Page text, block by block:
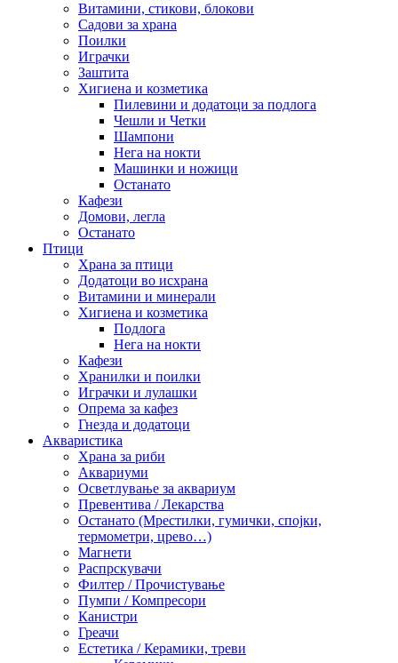
Витамини, стикови, блокови
Садови за храна
Поилки
Играчки
Заштита
Хигиена и козметика
Пилевини и додатоци за подлога
Чешли и Четки
Шампони
Нега на нокти
Машинки и ножици
Останато
Кафези
Домови, легла
Останато
Птици
Храна за птици
Додатоци во исхрана
Витамини и минерали
Хигиена и козметика
Подлога
Нега на нокти
Кафези
Хранилки и поилки
Играчки и лулашки
Опрема за кафез
Гнезда и додатоци
Акваристика
Храна за риби
Аквариуми
Осветлување за аквариум
Превентива / Лекарства
Останато (Мрестилки, гумички, спојки,
термометри, црево…)
Магнети
Распрскувачи
Филтер / Прочистување
Пумпи / Компресори
Канистри
Греачи
Естетика / Керамики, треви